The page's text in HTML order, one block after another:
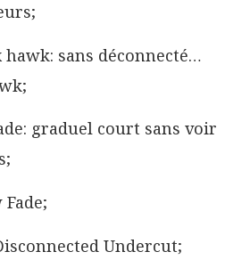
sans déconnecté…
graduel court sans voir
Undercut;